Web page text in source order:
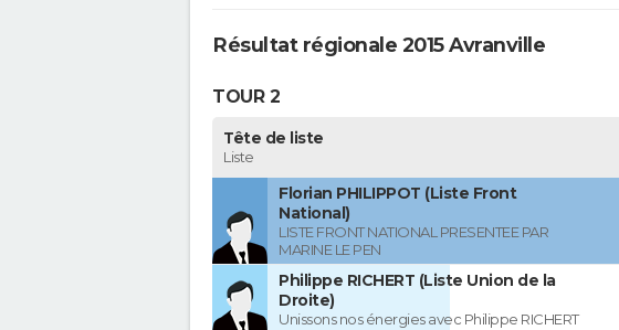
Résultat régionale 2015 Avranville
TOUR 2
Tête de liste
Liste
Florian PHILIPPOT (Liste Front
National)
LISTE FRONT NATIONAL PRESENTEE PAR
MARINE LE PEN
Philippe RICHERT (Liste Union de la
Droite)
Unissons nos énergies avec Philippe RICHERT